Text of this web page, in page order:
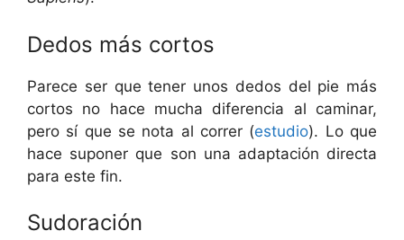
Dedos más cortos
Parece ser que tener unos dedos del pie más
cortos no hace mucha diferencia al caminar,
pero sí que se nota al correr (estudio). Lo que
hace suponer que son una adaptación directa
para este fin.
Sudoración